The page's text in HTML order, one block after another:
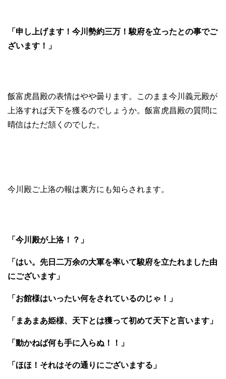
「申し上げます！今川勢約三万！駿府を立ったとの事でご
ざいます！」
飯富虎昌殿の表情はやや曇ります。このまま今川義元殿が
上洛すれば天下を獲るのでしょうか。飯富虎昌殿の質問に
晴信はただ頷くのでした。
今川殿ご上洛の報は裏方にも知らされます。
「今川殿が上洛！？」
「はい。先日二万余の大軍を率いて駿府を立たれました由
にございます」
「お館様はいったい何をされているのじゃ！」
「まあまあ姫様、天下とは獲って初めて天下と言います」
「動かねば何も手に入らぬ！！」
「ほほ！それはその通りにございまする」